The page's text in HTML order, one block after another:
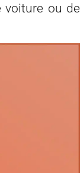
voiture ou de